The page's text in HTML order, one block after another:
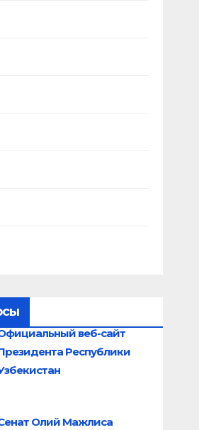
веб-сайт
Республики
Олий Мажлиса